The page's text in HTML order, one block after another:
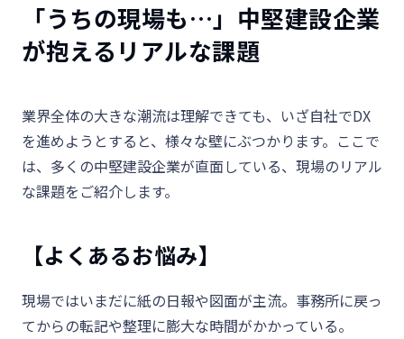
「うちの現場も…」中堅建設企業
が抱えるリアルな課題
業界全体の大きな潮流は理解できても、いざ自社でDX
を進めようとすると、様々な壁にぶつかります。ここで
は、多くの中堅建設企業が直面している、現場のリアル
な課題をご紹介します。
【よくあるお悩み】
現場ではいまだに紙の日報や図面が主流。事務所に戻っ
てからの転記や整理に膨大な時間がかかっている。